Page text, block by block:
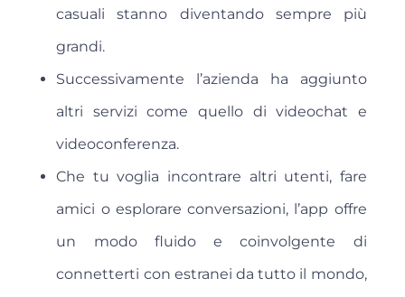
casuali stanno diventando sempre più
grandi.
Successivamente l’azienda ha aggiunto
altri servizi come quello di videochat e
videoconferenza.
Che tu voglia incontrare altri utenti, fare
amici o esplorare conversazioni, l’app offre
un modo fluido e coinvolgente di
connetterti con estranei da tutto il mondo,